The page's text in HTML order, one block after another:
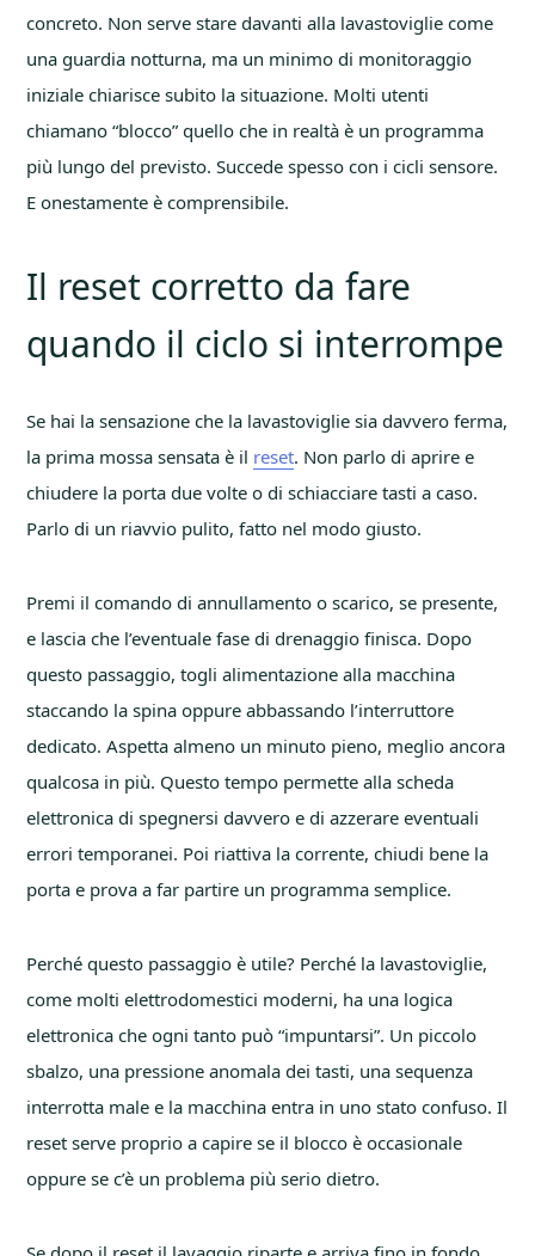
concreto. Non serve stare davanti alla lavastoviglie come
una guardia notturna, ma un minimo di monitoraggio
iniziale chiarisce subito la situazione. Molti utenti
chiamano “blocco” quello che in realtà è un programma
più lungo del previsto. Succede spesso con i cicli sensore.
E onestamente è comprensibile.
Il reset corretto da fare
quando il ciclo si interrompe
Se hai la sensazione che la lavastoviglie sia davvero ferma,
la prima mossa sensata è il reset. Non parlo di aprire e
chiudere la porta due volte o di schiacciare tasti a caso.
Parlo di un riavvio pulito, fatto nel modo giusto.
Premi il comando di annullamento o scarico, se presente,
e lascia che l’eventuale fase di drenaggio finisca. Dopo
questo passaggio, togli alimentazione alla macchina
staccando la spina oppure abbassando l’interruttore
dedicato. Aspetta almeno un minuto pieno, meglio ancora
qualcosa in più. Questo tempo permette alla scheda
elettronica di spegnersi davvero e di azzerare eventuali
errori temporanei. Poi riattiva la corrente, chiudi bene la
porta e prova a far partire un programma semplice.
Perché questo passaggio è utile? Perché la lavastoviglie,
come molti elettrodomestici moderni, ha una logica
elettronica che ogni tanto può “impuntarsi”. Un piccolo
sbalzo, una pressione anomala dei tasti, una sequenza
interrotta male e la macchina entra in uno stato confuso. Il
reset serve proprio a capire se il blocco è occasionale
oppure se c’è un problema più serio dietro.